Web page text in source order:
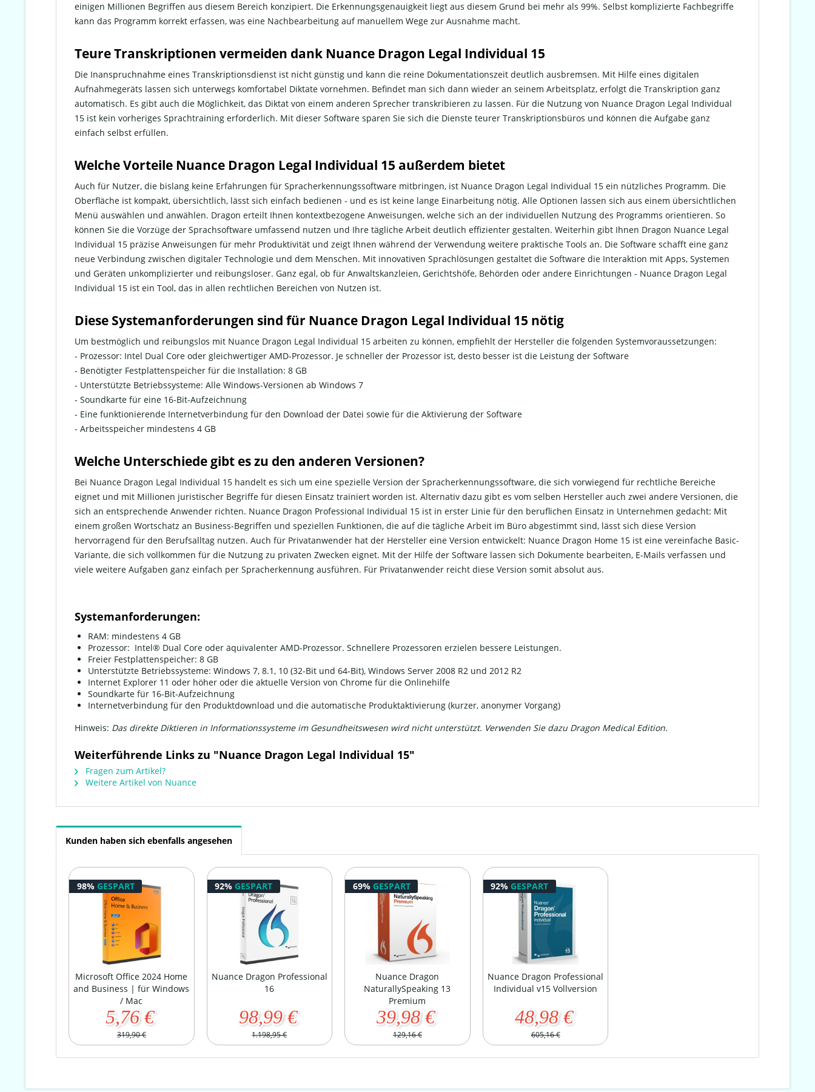
einigen Millionen Begriffen aus diesem Bereich konzipiert. Die Erkennungsgenauigkeit liegt aus diesem Grund bei mehr als 99%. Selbst komplizierte Fachbegriffe
kann das Programm korrekt erfassen, was eine Nachbearbeitung auf manuellem Wege zur Ausnahme macht.
Teure Transkriptionen vermeiden dank Nuance Dragon Legal Individual 15
Die Inanspruchnahme eines Transkriptionsdienst ist nicht günstig und kann die reine Dokumentationszeit deutlich ausbremsen. Mit Hilfe eines digitalen
Aufnahmegeräts lassen sich unterwegs komfortabel Diktate vornehmen. Befindet man sich dann wieder an seinem Arbeitsplatz, erfolgt die Transkription ganz
automatisch. Es gibt auch die Möglichkeit, das Diktat von einem anderen Sprecher transkribieren zu lassen. Für die Nutzung von Nuance Dragon Legal Individual
15 ist kein vorheriges Sprachtraining erforderlich. Mit dieser Software sparen Sie sich die Dienste teurer Transkriptionsbüros und können die Aufgabe ganz
einfach selbst erfüllen.
Welche Vorteile Nuance Dragon Legal Individual 15 außerdem bietet
Auch für Nutzer, die bislang keine Erfahrungen für Spracherkennungssoftware mitbringen, ist Nuance Dragon Legal Individual 15 ein nützliches Programm. Die
Oberfläche ist kompakt, übersichtlich, lässt sich einfach bedienen - und es ist keine lange Einarbeitung nötig. Alle Optionen lassen sich aus einem übersichtlichen
Menü auswählen und anwählen. Dragon erteilt Ihnen kontextbezogene Anweisungen, welche sich an der individuellen Nutzung des Programms orientieren. So
können Sie die Vorzüge der Sprachsoftware umfassend nutzen und Ihre tägliche Arbeit deutlich effizienter gestalten. Weiterhin gibt Ihnen Dragon Nuance Legal
Individual 15 präzise Anweisungen für mehr Produktivität und zeigt Ihnen während der Verwendung weitere praktische Tools an. Die Software schafft eine ganz
neue Verbindung zwischen digitaler Technologie und dem Menschen. Mit innovativen Sprachlösungen gestaltet die Software die Interaktion mit Apps, Systemen
und Geräten unkomplizierter und reibungsloser. Ganz egal, ob für Anwaltskanzleien, Gerichtshöfe, Behörden oder andere Einrichtungen - Nuance Dragon Legal
Individual 15 ist ein Tool, das in allen rechtlichen Bereichen von Nutzen ist.
Diese Systemanforderungen sind für Nuance Dragon Legal Individual 15 nötig
Um bestmöglich und reibungslos mit Nuance Dragon Legal Individual 15 arbeiten zu können, empfiehlt der Hersteller die folgenden Systemvoraussetzungen:
- Prozessor: Intel Dual Core oder gleichwertiger AMD-Prozessor. Je schneller der Prozessor ist, desto besser ist die Leistung der Software
- Benötigter Festplattenspeicher für die Installation: 8 GB
- Unterstützte Betriebssysteme: Alle Windows-Versionen ab Windows 7
- Soundkarte für eine 16-Bit-Aufzeichnung
- Eine funktionierende Internetverbindung für den Download der Datei sowie für die Aktivierung der Software
- Arbeitsspeicher mindestens 4 GB
Welche Unterschiede gibt es zu den anderen Versionen?
Bei Nuance Dragon Legal Individual 15 handelt es sich um eine spezielle Version der Spracherkennungssoftware, die sich vorwiegend für rechtliche Bereiche
eignet und mit Millionen juristischer Begriffe für diesen Einsatz trainiert worden ist. Alternativ dazu gibt es vom selben Hersteller auch zwei andere Versionen, die
sich an entsprechende Anwender richten. Nuance Dragon Professional Individual 15 ist in erster Linie für den beruflichen Einsatz in Unternehmen gedacht: Mit
einem großen Wortschatz an Business-Begriffen und speziellen Funktionen, die auf die tägliche Arbeit im Büro abgestimmt sind, lässt sich diese Version
hervorragend für den Berufsalltag nutzen. Auch für Privatanwender hat der Hersteller eine Version entwickelt: Nuance Dragon Home 15 ist eine vereinfache Basic-
Variante, die sich vollkommen für die Nutzung zu privaten Zwecken eignet. Mit der Hilfe der Software lassen sich Dokumente bearbeiten, E-Mails verfassen und
viele weitere Aufgaben ganz einfach per Spracherkennung ausführen. Für Privatanwender reicht diese Version somit absolut aus.
Systemanforderungen:
RAM: mindestens 4 GB
Prozessor: Intel® Dual Core oder äquivalenter AMD-Prozessor. Schnellere Prozessoren erzielen bessere Leistungen.
Freier Festplattenspeicher: 8 GB
Unterstützte Betriebssysteme: Windows 7, 8.1, 10 (32-Bit und 64-Bit), Windows Server 2008 R2 und 2012 R2
Internet Explorer 11 oder höher oder die aktuelle Version von Chrome für die Onlinehilfe
Soundkarte für 16-Bit-Aufzeichnung
Internetverbindung für den Produktdownload und die automatische Produktaktivierung (kurzer, anonymer Vorgang)
Hinweis: Das direkte Diktieren in Informationssysteme im Gesundheitswesen wird nicht unterstützt. Verwenden Sie dazu Dragon Medical Edition.
Weiterführende Links zu "Nuance Dragon Legal Individual 15"
Fragen zum Artikel?
Weitere Artikel von Nuance
Kunden haben sich ebenfalls angesehen
98% GESPART
Microsoft Office 2024 Home
and Business | für Windows
/ Mac
5,76 €
319,90 €
92% GESPART
Nuance Dragon Professional
16
98,99 €
1.198,95 €
69% GESPART
Nuance Dragon
NaturallySpeaking 13
Premium
39,98 €
129,16 €
92% GESPART
Nuance Dragon Professional
Individual v15 Vollversion
48,98 €
605,16 €